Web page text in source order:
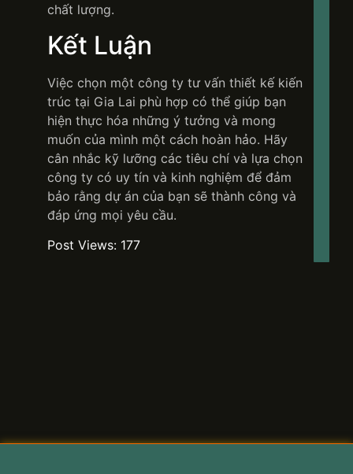
chất lượng.
Kết Luận
Việc chọn một công ty tư vấn thiết kế kiến
trúc tại Gia Lai phù hợp có thể giúp bạn
hiện thực hóa những ý tưởng và mong
muốn của mình một cách hoàn hảo. Hãy
cân nhắc kỹ lưỡng các tiêu chí và lựa chọn
công ty có uy tín và kinh nghiệm để đảm
bảo rằng dự án của bạn sẽ thành công và
đáp ứng mọi yêu cầu.
Post Views: 177